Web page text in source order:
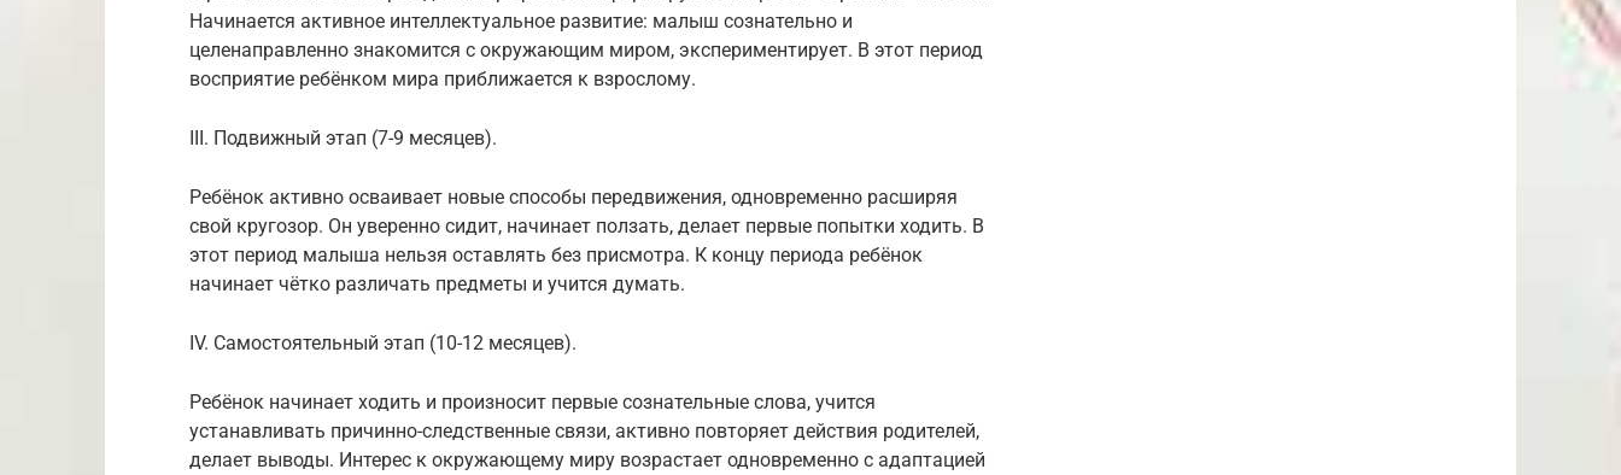
Начинается активное интеллектуальное развитие: малыш сознательно и
целенаправленно знакомится с окружающим миром, экспериментирует. В этот период
восприятие ребёнком мира приближается к взрослому.
III. Подвижный этап (7-9 месяцев).
Ребёнок активно осваивает новые способы передвижения, одновременно расширяя
свой кругозор. Он уверенно сидит, начинает ползать, делает первые попытки ходить. В
этот период малыша нельзя оставлять без присмотра. К концу периода ребёнок
начинает чётко различать предметы и учится думать.
IV. Самостоятельный этап (10-12 месяцев).
Ребёнок начинает ходить и произносит первые сознательные слова, учится
устанавливать причинно-следственные связи, активно повторяет действия родителей,
делает выводы. Интерес к окружающему миру возрастает одновременно с адаптацией